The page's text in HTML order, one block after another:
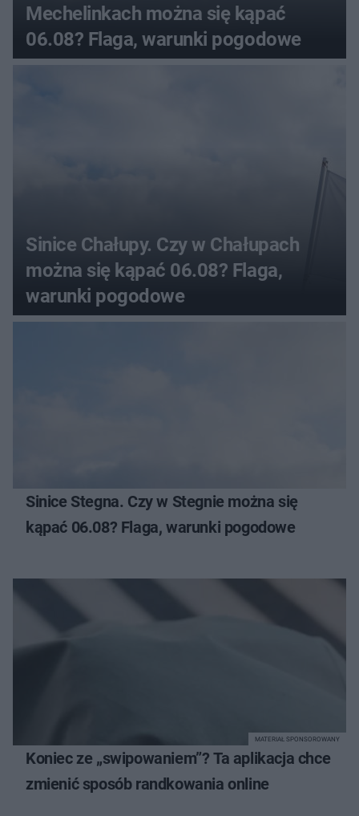
Mechelinkach można się kąpać
06.08? Flaga, warunki pogodowe
Sinice Chałupy. Czy w Chałupach
można się kąpać 06.08? Flaga,
warunki pogodowe
Sinice Stegna. Czy w Stegnie można się
kąpać 06.08? Flaga, warunki pogodowe
Koniec ze „swipowaniem”? Ta aplikacja chce
zmienić sposób randkowania online
MATERIAŁ SPONSOROWANY